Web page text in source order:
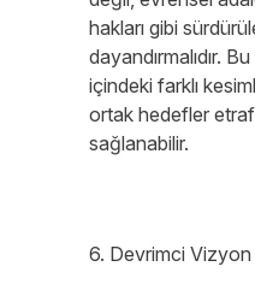
hakları gibi
dayandırmalıdır.
içindeki farklı
ortak hedefler
sağlanabilir.
6. Devrimci